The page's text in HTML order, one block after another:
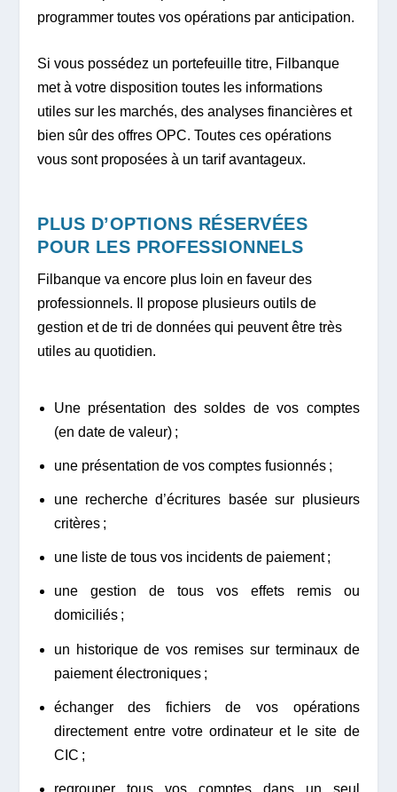
programmer toutes vos opérations par anticipation.
Si vous possédez un portefeuille titre, Filbanque
met à votre disposition toutes les informations
utiles sur les marchés, des analyses financières et
bien sûr des offres OPC. Toutes ces opérations
vous sont proposées à un tarif avantageux.
PLUS D’OPTIONS RÉSERVÉES
POUR LES PROFESSIONNELS
Filbanque va encore plus loin en faveur des
professionnels. Il propose plusieurs outils de
gestion et de tri de données qui peuvent être très
utiles au quotidien.
Une présentation des soldes de vos comptes
(en date de valeur) ;
une présentation de vos comptes fusionnés ;
une recherche d’écritures basée sur plusieurs
critères ;
une liste de tous vos incidents de paiement ;
une gestion de tous vos effets remis ou
domiciliés ;
un historique de vos remises sur terminaux de
paiement électroniques ;
échanger des fichiers de vos opérations
directement entre votre ordinateur et le site de
CIC ;
regrouper tous vos comptes dans un seul